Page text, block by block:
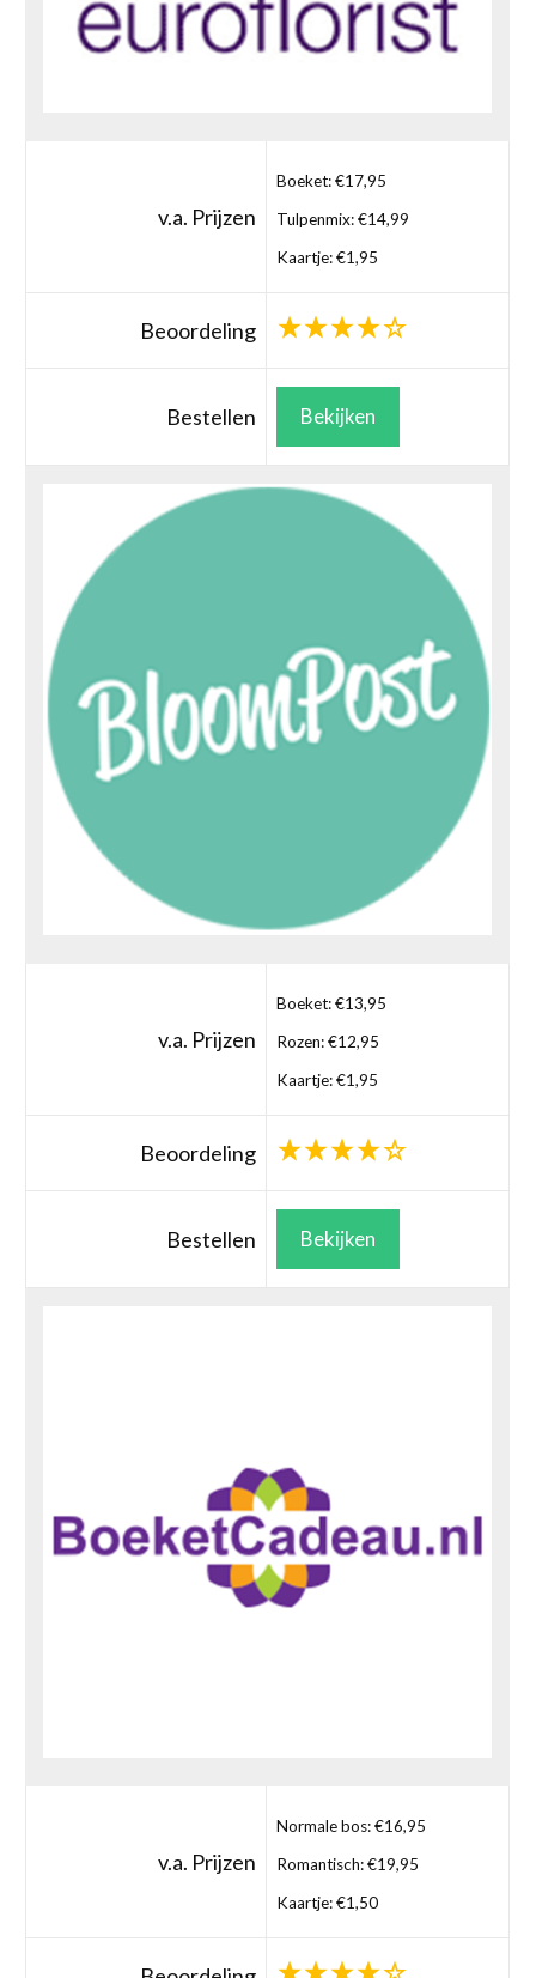
v.a. Prijzen
Boeket: €17,95
Tulpenmix: €14,99
Kaartje: €1,95
Beoordeling
Bestellen Bekijken
v.a. Prijzen
Boeket: €13,95
Rozen: €12,95
Kaartje: €1,95
Beoordeling
Bestellen Bekijken
v.a. Prijzen
Normale bos: €16,95
Romantisch: €19,95
Kaartje: €1,50